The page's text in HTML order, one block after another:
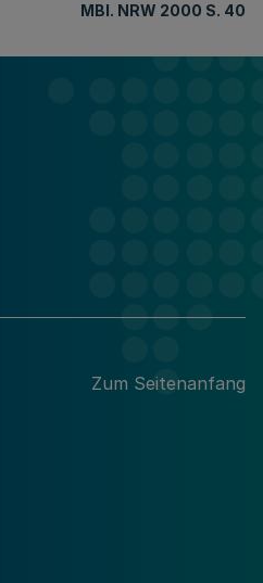
MBl. NRW 2000 S. 40
Zum Seitenanfang